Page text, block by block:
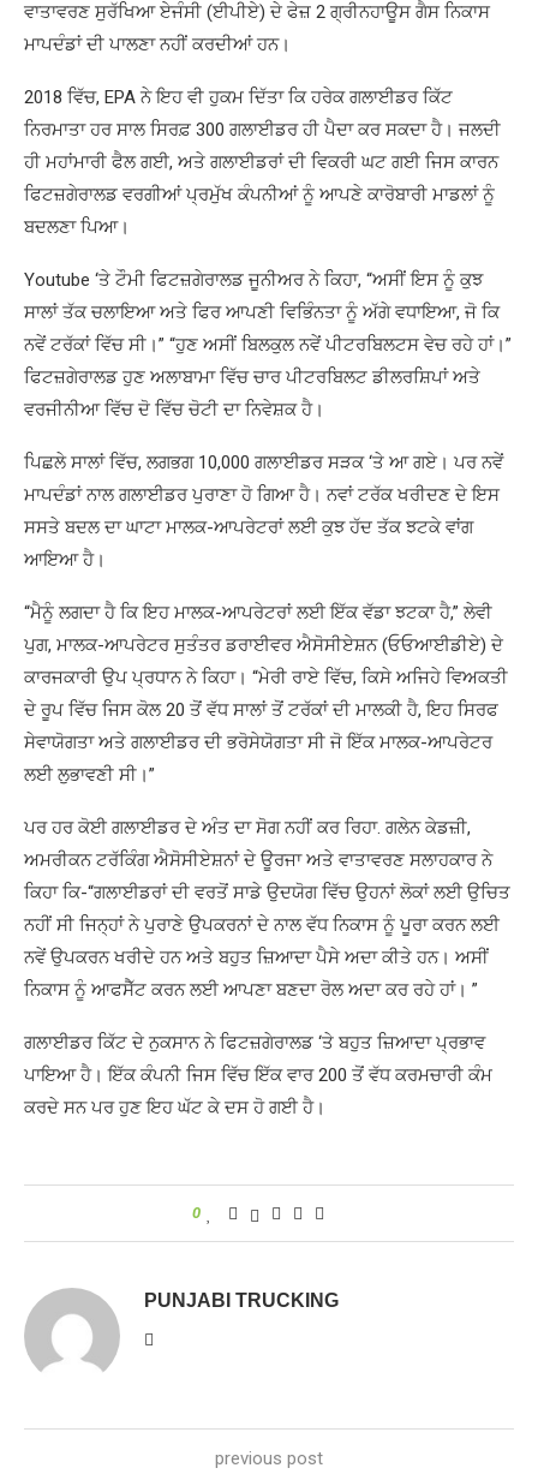
ਵਾਤਾਵਰਣ ਸੁਰੱਖਿਆ ਏਜੰਸੀ (ਈਪੀਏ) ਦੇ ਫੇਜ਼ 2 ਗ੍ਰੀਨਹਾਊਸ ਗੈਸ ਨਿਕਾਸ
ਮਾਪਦੰਡਾਂ ਦੀ ਪਾਲਣਾ ਨਹੀਂ ਕਰਦੀਆਂ ਹਨ।
2018 ਵਿੱਚ, EPA ਨੇ ਇਹ ਵੀ ਹੁਕਮ ਦਿੱਤਾ ਕਿ ਹਰੇਕ ਗਲਾਈਡਰ ਕਿੱਟ
ਨਿਰਮਾਤਾ ਹਰ ਸਾਲ ਸਿਰਫ਼ 300 ਗਲਾਈਡਰ ਹੀ ਪੈਦਾ ਕਰ ਸਕਦਾ ਹੈ। ਜਲਦੀ
ਹੀ ਮਹਾਂਮਾਰੀ ਫੈਲ ਗਈ, ਅਤੇ ਗਲਾਈਡਰਾਂ ਦੀ ਵਿਕਰੀ ਘਟ ਗਈ ਜਿਸ ਕਾਰਨ
ਫਿਟਜ਼ਗੇਰਾਲਡ ਵਰਗੀਆਂ ਪ੍ਰਮੁੱਖ ਕੰਪਨੀਆਂ ਨੂੰ ਆਪਣੇ ਕਾਰੋਬਾਰੀ ਮਾਡਲਾਂ ਨੂੰ
ਬਦਲਣਾ ਪਿਆ।
Youtube ‘ਤੇ ਟੌਮੀ ਫਿਟਜ਼ਗੇਰਾਲਡ ਜੂਨੀਅਰ ਨੇ ਕਿਹਾ, “ਅਸੀਂ ਇਸ ਨੂੰ ਕੁਝ
ਸਾਲਾਂ ਤੱਕ ਚਲਾਇਆ ਅਤੇ ਫਿਰ ਆਪਣੀ ਵਿਭਿੰਨਤਾ ਨੂੰ ਅੱਗੇ ਵਧਾਇਆ, ਜੋ ਕਿ
ਨਵੇਂ ਟਰੱਕਾਂ ਵਿੱਚ ਸੀ।” “ਹੁਣ ਅਸੀਂ ਬਿਲਕੁਲ ਨਵੇਂ ਪੀਟਰਬਿਲਟਸ ਵੇਚ ਰਹੇ ਹਾਂ।”
ਫਿਟਜ਼ਗੇਰਾਲਡ ਹੁਣ ਅਲਾਬਾਮਾ ਵਿੱਚ ਚਾਰ ਪੀਟਰਬਿਲਟ ਡੀਲਰਸ਼ਿਪਾਂ ਅਤੇ
ਵਰਜੀਨੀਆ ਵਿੱਚ ਦੋ ਵਿੱਚ ਚੋਟੀ ਦਾ ਨਿਵੇਸ਼ਕ ਹੈ।
ਪਿਛਲੇ ਸਾਲਾਂ ਵਿੱਚ, ਲਗਭਗ 10,000 ਗਲਾਈਡਰ ਸੜਕ ‘ਤੇ ਆ ਗਏ। ਪਰ ਨਵੇਂ
ਮਾਪਦੰਡਾਂ ਨਾਲ ਗਲਾਈਡਰ ਪੁਰਾਣਾ ਹੋ ਗਿਆ ਹੈ। ਨਵਾਂ ਟਰੱਕ ਖਰੀਦਣ ਦੇ ਇਸ
ਸਸਤੇ ਬਦਲ ਦਾ ਘਾਟਾ ਮਾਲਕ-ਆਪਰੇਟਰਾਂ ਲਈ ਕੁਝ ਹੱਦ ਤੱਕ ਝਟਕੇ ਵਾਂਗ
ਆਇਆ ਹੈ।
“ਮੈਨੂੰ ਲਗਦਾ ਹੈ ਕਿ ਇਹ ਮਾਲਕ-ਆਪਰੇਟਰਾਂ ਲਈ ਇੱਕ ਵੱਡਾ ਝਟਕਾ ਹੈ,” ਲੇਵੀ
ਪੁਗ, ਮਾਲਕ-ਆਪਰੇਟਰ ਸੁਤੰਤਰ ਡਰਾਈਵਰ ਐਸੋਸੀਏਸ਼ਨ (ਓਓਆਈਡੀਏ) ਦੇ
ਕਾਰਜਕਾਰੀ ਉਪ ਪ੍ਰਧਾਨ ਨੇ ਕਿਹਾ। “ਮੇਰੀ ਰਾਏ ਵਿੱਚ, ਕਿਸੇ ਅਜਿਹੇ ਵਿਅਕਤੀ
ਦੇ ਰੂਪ ਵਿੱਚ ਜਿਸ ਕੋਲ 20 ਤੋਂ ਵੱਧ ਸਾਲਾਂ ਤੋਂ ਟਰੱਕਾਂ ਦੀ ਮਾਲਕੀ ਹੈ, ਇਹ ਸਿਰਫ
ਸੇਵਾਯੋਗਤਾ ਅਤੇ ਗਲਾਈਡਰ ਦੀ ਭਰੋਸੇਯੋਗਤਾ ਸੀ ਜੋ ਇੱਕ ਮਾਲਕ-ਆਪਰੇਟਰ
ਲਈ ਲੁਭਾਵਣੀ ਸੀ।”
ਪਰ ਹਰ ਕੋਈ ਗਲਾਈਡਰ ਦੇ ਅੰਤ ਦਾ ਸੋਗ ਨਹੀਂ ਕਰ ਰਿਹਾ. ਗਲੇਨ ਕੇਡਜ਼ੀ,
ਅਮਰੀਕਨ ਟਰੱਕਿੰਗ ਐਸੋਸੀਏਸ਼ਨਾਂ ਦੇ ਊਰਜਾ ਅਤੇ ਵਾਤਾਵਰਣ ਸਲਾਹਕਾਰ ਨੇ
ਕਿਹਾ ਕਿ-“ਗਲਾਈਡਰਾਂ ਦੀ ਵਰਤੋਂ ਸਾਡੇ ਉਦਯੋਗ ਵਿੱਚ ਉਹਨਾਂ ਲੋਕਾਂ ਲਈ ਉਚਿਤ
ਨਹੀਂ ਸੀ ਜਿਨ੍ਹਾਂ ਨੇ ਪੁਰਾਣੇ ਉਪਕਰਨਾਂ ਦੇ ਨਾਲ ਵੱਧ ਨਿਕਾਸ ਨੂੰ ਪੂਰਾ ਕਰਨ ਲਈ
ਨਵੇਂ ਉਪਕਰਨ ਖਰੀਦੇ ਹਨ ਅਤੇ ਬਹੁਤ ਜ਼ਿਆਦਾ ਪੈਸੇ ਅਦਾ ਕੀਤੇ ਹਨ। ਅਸੀਂ
ਨਿਕਾਸ ਨੂੰ ਆਫਸੈੱਟ ਕਰਨ ਲਈ ਆਪਣਾ ਬਣਦਾ ਰੋਲ ਅਦਾ ਕਰ ਰਹੇ ਹਾਂ। ”
ਗਲਾਈਡਰ ਕਿੱਟ ਦੇ ਨੁਕਸਾਨ ਨੇ ਫਿਟਜ਼ਗੇਰਾਲਡ ‘ਤੇ ਬਹੁਤ ਜ਼ਿਆਦਾ ਪ੍ਰਭਾਵ
ਪਾਇਆ ਹੈ। ਇੱਕ ਕੰਪਨੀ ਜਿਸ ਵਿੱਚ ਇੱਕ ਵਾਰ 200 ਤੋਂ ਵੱਧ ਕਰਮਚਾਰੀ ਕੰਮ
ਕਰਦੇ ਸਨ ਪਰ ਹੁਣ ਇਹ ਘੱਟ ਕੇ ਦਸ ਹੋ ਗਈ ਹੈ।
0
PUNJABI TRUCKING
previous post